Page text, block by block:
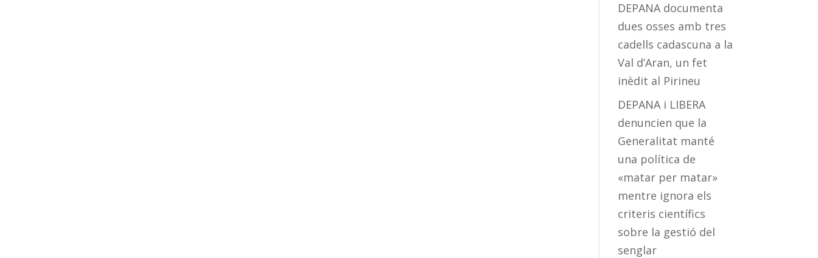
DEPANA documenta
dues osses amb tres
cadells cadascuna a la
Val d’Aran, un fet
inèdit al Pirineu
DEPANA i LIBERA
denuncien que la
Generalitat manté
una política de
«matar per matar»
mentre ignora els
criteris científics
sobre la gestió del
senglar